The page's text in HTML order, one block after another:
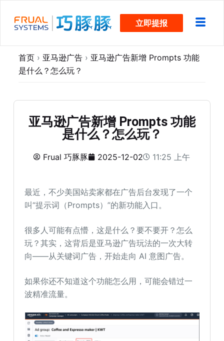
过
立即提报
首页 › 亚马逊广告 › 亚马逊广告新增 Prompts 功能
是什么？怎么玩？
亚马逊广告新增 Prompts 功能
是什么？怎么玩？
Frual 巧豚豚 2025-12-02 11:25 上午
最近，不少美国站卖家都在广告后台发现了一个
叫“提示词（Prompts）”的新功能入口。
很多人可能有点懵，这是什么？要不要开？怎么
玩？其实，这背后是亚马逊广告玩法的一次大转
向——从关键词广告，开始走向 AI 意图广告。
如果你还不知道这个功能怎么用，可能会错过一
波精准流量。